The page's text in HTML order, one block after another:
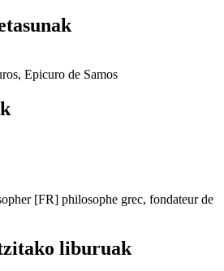
, Epicuro de Samos
[FR] philosophe grec, fondateur de
liburuak